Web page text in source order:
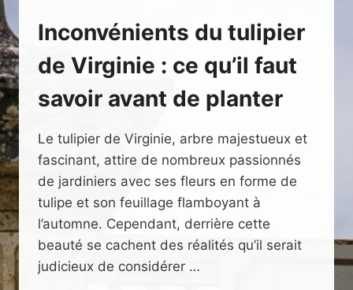
Inconvénients du tulipier
de Virginie : ce qu’il faut
savoir avant de planter
Le tulipier de Virginie, arbre majestueux et
fascinant, attire de nombreux passionnés
de jardiniers avec ses fleurs en forme de
tulipe et son feuillage flamboyant à
l’automne. Cependant, derrière cette
beauté se cachent des réalités qu’il serait
judicieux de considérer …